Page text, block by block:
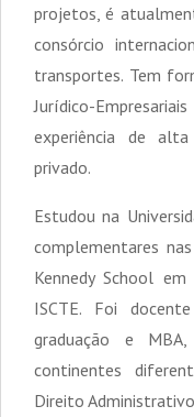
projetos, é
consórcio
transportes. Tem
Jurídico-
experiência de
privado.
Estudou na
complementares
Kennedy School
ISCTE. Foi
graduação e
continentes
Direito